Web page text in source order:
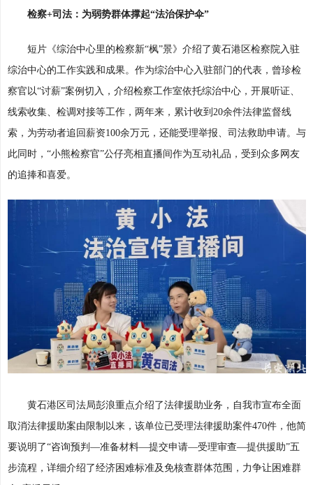
检察+司法：为弱势群体撑起“法治保护伞”
短片《综治中心里的检察新“枫”景》介绍了黄石港区检察院入驻
综治中心的工作实践和成果。作为综治中心入驻部门的代表，曾珍检
察官以“讨薪”案例切入，介绍检察工作室依托综治中心，开展听证、
线索收集、检调对接等工作，两年来，累计收到20余件法律监督线
索，为劳动者追回薪资100余万元，还能受理举报、司法救助申请。与
此同时，“小熊检察官”公仔亮相直播间作为互动礼品，受到众多网友
的追捧和喜爱。
黄石港区司法局彭浪重点介绍了法律援助业务，自我市宣布全面
取消法律援助案由限制以来，该单位已受理法律援助案件470件，他简
要说明了“咨询预判—准备材料—提交申请—受理审查—提供援助”五
步流程，详细介绍了经济困难标准及免核查群体范围，力争让困难群